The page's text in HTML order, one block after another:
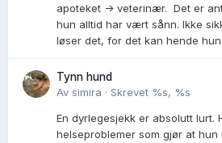
apoteket -> veterinær. Det er
hun alltid har vært sånn. Ikke
løser det, for det kan hende
Tynn hund
Av simira · Skrevet %s, %s
En dyrlegesjekk er absolutt lurt.
helseproblemer som gjør at